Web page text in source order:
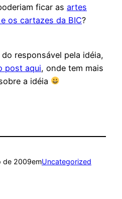
ficar as artes
os cartazes da BIC?
responsável pela idéia,
post aqui, onde tem mais
a idéia
de 2009emUncategorized